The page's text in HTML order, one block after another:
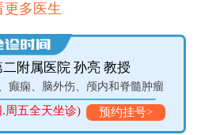
更多医生
附属医院 孙亮 教授
癫痫、脑外伤、颅内和脊髓肿瘤
周五全天坐诊) 预约挂号>